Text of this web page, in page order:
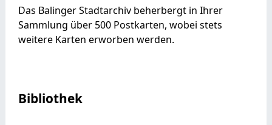
Das Balinger Stadtarchiv beherbergt in Ihrer
Sammlung über 500 Postkarten, wobei stets
weitere Karten erworben werden.
Bibliothek